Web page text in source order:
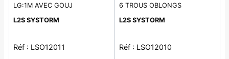
LG:1M AVEC GOUJ
L2S SYSTORM
Réf : LSO12011
6 TROUS OBLONGS
L2S SYSTORM
Réf : LSO12010